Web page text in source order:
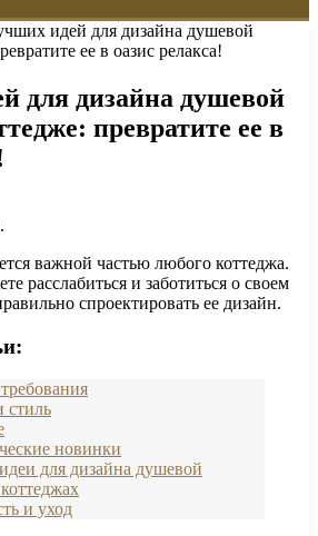
идей для дизайна душевой
ее в оазис релакса!
для дизайна душевой
превратите ее в
важной частью любого коттеджа.
расслабиться и заботиться о своем
спроектировать ее дизайн.
стиль
новинки
для дизайна душевой
и уход